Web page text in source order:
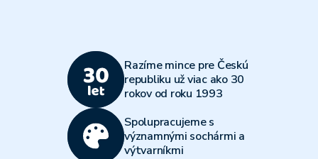
Razíme mince pre Českú
republiku už viac ako 30
rokov od roku 1993
Spolupracujeme s
významnými sochármi a
výtvarníkmi